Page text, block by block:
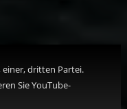
einer, dritten Partei.
Sie YouTube-